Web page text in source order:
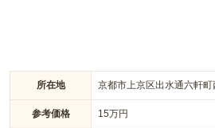
所在地 京都市上京区出水通六軒
参考価格 15万円